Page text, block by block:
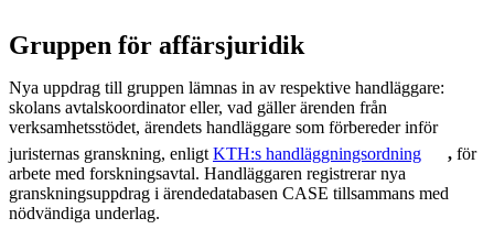
Gruppen för affärsjuridik
Nya uppdrag till gruppen lämnas in av respektive handläggare:
skolans avtalskoordinator eller, vad gäller ärenden från
verksamhetsstödet, ärendets handläggare som förbereder inför
juristernas granskning, enligt KTH:s handläggningsordning , för
arbete med forskningsavtal. Handläggaren registrerar nya
granskningsuppdrag i ärendedatabasen CASE tillsammans med
nödvändiga underlag.